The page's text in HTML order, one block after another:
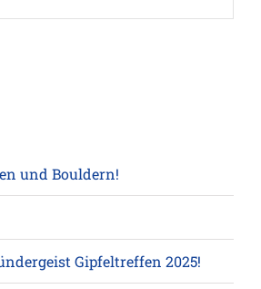
und Bouldern!
Gipfeltreffen 2025!